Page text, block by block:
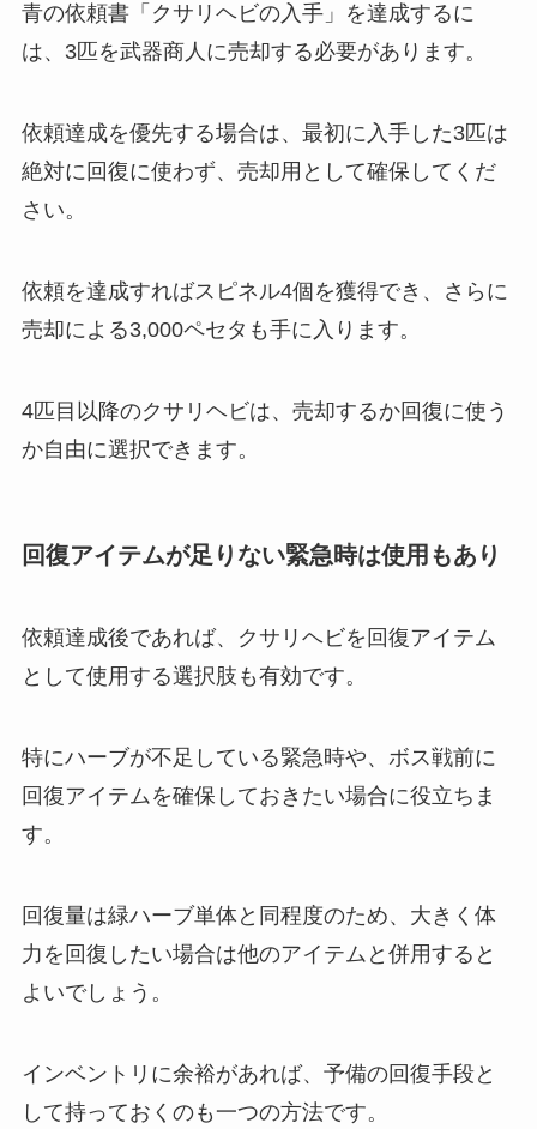
青の依頼書「クサリヘビの入手」を達成するに
は、3匹を武器商人に売却する必要があります。
依頼達成を優先する場合は、最初に入手した3匹は
絶対に回復に使わず、売却用として確保してくだ
さい。
依頼を達成すればスピネル4個を獲得でき、さらに
売却による3,000ペセタも手に入ります。
4匹目以降のクサリヘビは、売却するか回復に使う
か自由に選択できます。
回復アイテムが足りない緊急時は使用もあり
依頼達成後であれば、クサリヘビを回復アイテム
として使用する選択肢も有効です。
特にハーブが不足している緊急時や、ボス戦前に
回復アイテムを確保しておきたい場合に役立ちま
す。
回復量は緑ハーブ単体と同程度のため、大きく体
力を回復したい場合は他のアイテムと併用すると
よいでしょう。
インベントリに余裕があれば、予備の回復手段と
して持っておくのも一つの方法です。